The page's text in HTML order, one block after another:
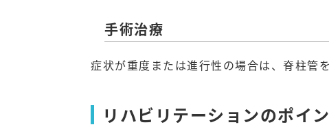
手術治療
症状が重度または進行性の場合は、脊柱管
リハビリテーションのポイ